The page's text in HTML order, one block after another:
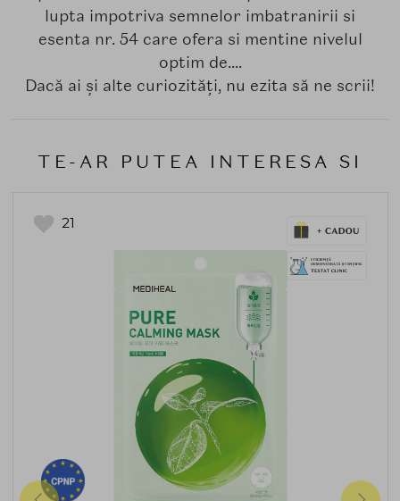
lupta impotriva semnelor imbatranirii si
esenta nr. 54 care ofera si mentine nivelul
optim de....
Dacă ai și alte curiozități, nu ezita să ne scrii!
TE-AR PUTEA INTERESA SI
21